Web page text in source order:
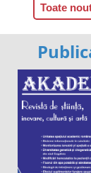
Toate